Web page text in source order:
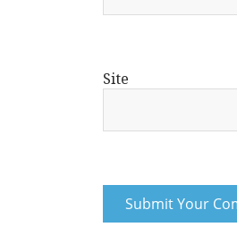
Site